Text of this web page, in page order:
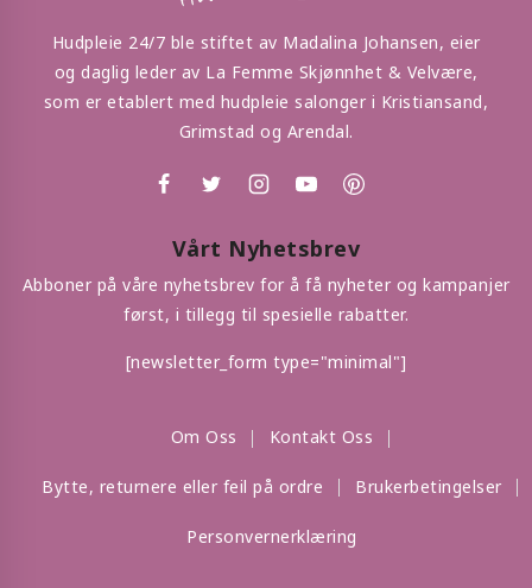
Hudpleie 24/7 ble stiftet av Madalina Johansen, eier
og daglig leder av La Femme Skjønnhet & Velvære,
som er etablert med hudpleie salonger i Kristiansand,
Grimstad og Arendal.
Vårt Nyhetsbrev
Abboner på våre nyhetsbrev for å få nyheter og kampanjer
først, i tillegg til spesielle rabatter.
[newsletter_form type="minimal"]
Om Oss Kontakt Oss
Bytte, returnere eller feil på ordre Brukerbetingelser
Personvernerklæring